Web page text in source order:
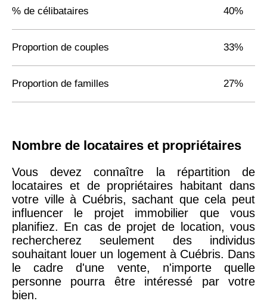
% de célibataires 40%
Proportion de couples 33%
Proportion de familles 27%
Nombre de locataires et propriétaires
Vous devez connaître la répartition de
locataires et de propriétaires habitant dans
votre ville à Cuébris, sachant que cela peut
influencer le projet immobilier que vous
planifiez. En cas de projet de location, vous
rechercherez seulement des individus
souhaitant louer un logement à Cuébris. Dans
le cadre d'une vente, n'importe quelle
personne pourra être intéressé par votre
bien.